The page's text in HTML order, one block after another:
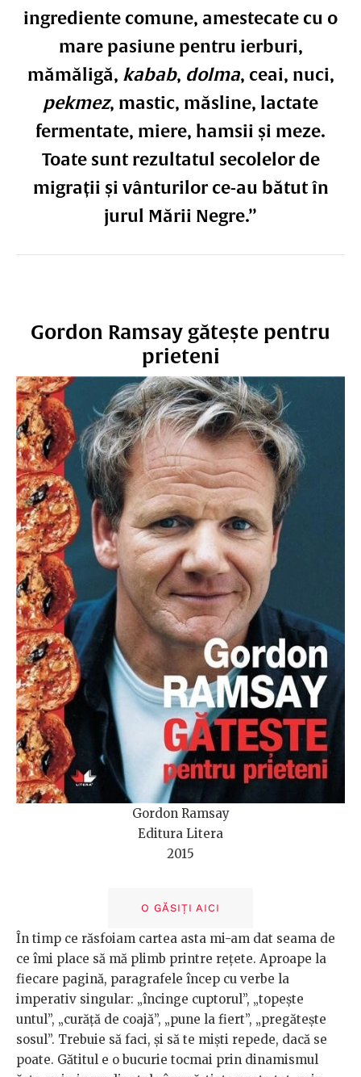
ingrediente comune, amestecate cu o
mare pasiune pentru ierburi,
mămăligă, kabab, dolma, ceai, nuci,
pekmez, mastic, măsline, lactate
fermentate, miere, hamsii și meze.
Toate sunt rezultatul secolelor de
migrații și vânturilor ce-au bătut în
jurul Mării Negre.”
Gordon Ramsay gătește pentru
prieteni
Gordon Ramsay
Editura Litera
2015
O GĂSIȚI AICI
În timp ce răsfoiam cartea asta mi-am dat seama de
ce îmi place să mă plimb printre rețete. Aproape la
fiecare pagină, paragrafele încep cu verbe la
imperativ singular: „încinge cuptorul”, „topește
untul”, „curăță de coajă”, „pune la fiert”, „pregătește
sosul”. Trebuie să faci, și să te miști repede, dacă se
poate. Gătitul e o bucurie tocmai prin dinamismul